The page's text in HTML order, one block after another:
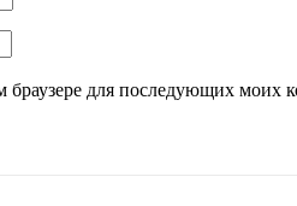
браузере для последующих моих